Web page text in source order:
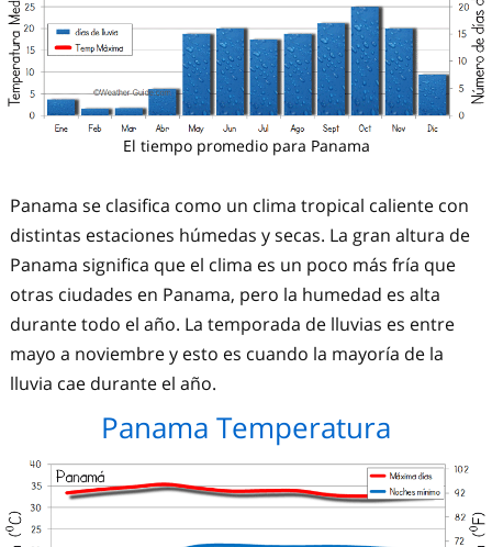
El tiempo promedio para Panama
Panama se clasifica como un clima tropical caliente con
distintas estaciones húmedas y secas. La gran altura de
Panama significa que el clima es un poco más fría que
otras ciudades en Panama, pero la humedad es alta
durante todo el año. La temporada de lluvias es entre
mayo a noviembre y esto es cuando la mayoría de la
lluvia cae durante el año.
Panama Temperatura